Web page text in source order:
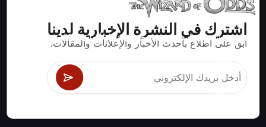
اشترك في النشرة الإخبارية لدينا
ابق على اطلاع بأحدث الأخبار والإعلانات والمقالات.
استراتيجيات ومعلومات صحيحة رياضيا لألعاب الكازينو مثل
البلاك جاك وكرابس والروليت ومئات الألعاب الأخرى التي
يمكن لعبها.